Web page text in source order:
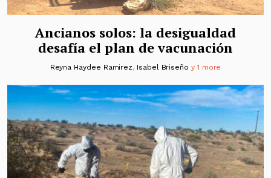
Ancianos solos: la desigualdad
desafía el plan de vacunación
Reyna Haydee Ramirez, Isabel Briseño y 1 more